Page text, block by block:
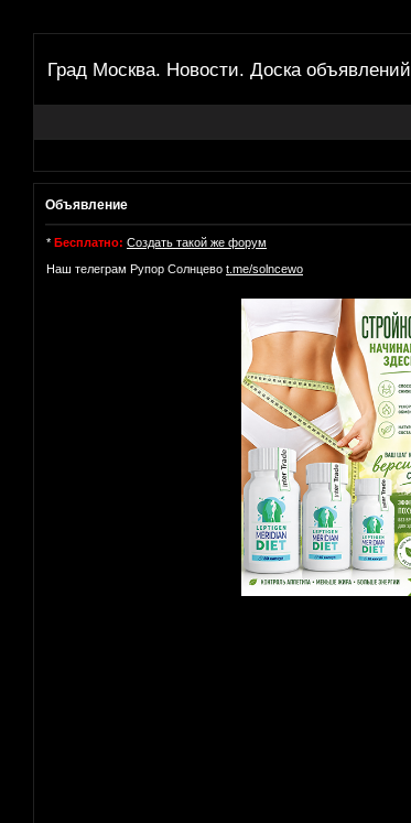
Град Москва. Новости. Доска объявлений
Объявление
* Бесплатно: Создать такой же форум
Наш телеграм Рупор Солнцево t.me/solncewo